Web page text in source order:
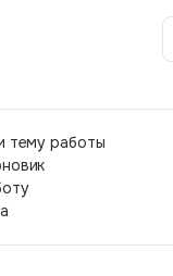
тему работы